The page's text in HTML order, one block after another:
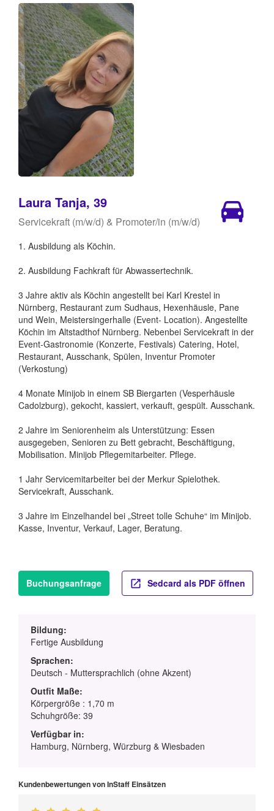
Laura Tanja, 39
Servicekraft (m/w/d) & Promoter/in (m/w/d)
1. Ausbildung als Köchin.
2. Ausbildung Fachkraft für Abwassertechnik.
3 Jahre aktiv als Köchin angestellt bei Karl Krestel in
Nürnberg, Restaurant zum Sudhaus, Hexenhäusle, Pane
und Wein, Meistersingerhalle (Event- Location). Angestellte
Köchin im Altstadthof Nürnberg. Nebenbei Servicekraft in der
Event-Gastronomie (Konzerte, Festivals) Catering, Hotel,
Restaurant, Ausschank, Spülen, Inventur Promoter
(Verkostung)
4 Monate Minijob in einem SB Biergarten (Vesperhäusle
Cadolzburg), gekocht, kassiert, verkauft, gespült. Ausschank.
2 Jahre im Seniorenheim als Unterstützung: Essen
ausgegeben, Senioren zu Bett gebracht, Beschäftigung,
Mobilisation. Minijob Pflegemitarbeiter. Pflege.
1 Jahr Servicemitarbeiter bei der Merkur Spielothek.
Servicekraft, Ausschank.
3 Jahre im Einzelhandel bei „Street tolle Schuhe“ im Minijob.
Kasse, Inventur, Verkauf, Lager, Beratung.
Buchungsanfrage Sedcard als PDF öffnen
Bildung:
Fertige Ausbildung
Sprachen:
Deutsch - Muttersprachlich (ohne Akzent)
Outfit Maße:
Körpergröße : 1,70 m
Schuhgröße: 39
Verfügbar in:
Hamburg, Nürnberg, Würzburg & Wiesbaden
Kundenbewertungen von InStaff Einsätzen